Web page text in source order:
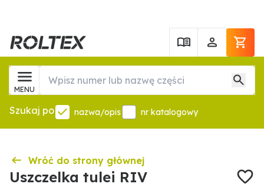
MENU
Szukaj po nazwa/opis nr katalogowy
Wróć do strony głównej
Uszczelka tulei RIV